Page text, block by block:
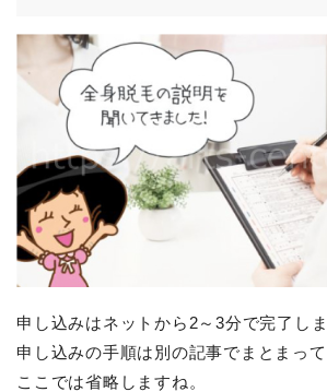
申し込みはネットから2～3分で完了し
申し込みの手順は別の記事でまとまって
ここでは省略しますね。